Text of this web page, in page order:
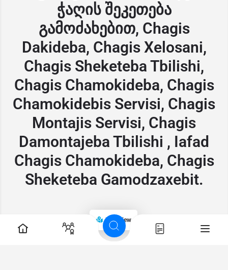
ჭაღის შეკეთება
გამოძახებით, Chagis
Dakideba, Chagis Xelosani,
Chagis Sheketeba Tbilishi,
Chagis Chamokideba, Chagis
Chamokidebis Servisi, Chagis
Montajis Servisi, Chagis
Damontajeba Tbilishi , Iafad
Chagis Chamokideba, Chagis
Sheketeba Gamodzaxebit.
Map view